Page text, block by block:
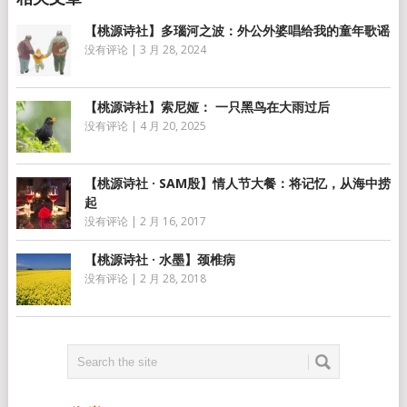
【桃源诗社】多瑙河之波：外公外婆唱给我的童年歌谣
没有评论 | 3 月 28, 2024
【桃源诗社】索尼娅： 一只黑鸟在大雨过后
没有评论 | 4 月 20, 2025
【桃源诗社 · SAM殷】情人节大餐：将记忆，从海中捞
起
没有评论 | 2 月 16, 2017
【桃源诗社 · 水墨】颈椎病
没有评论 | 2 月 28, 2018